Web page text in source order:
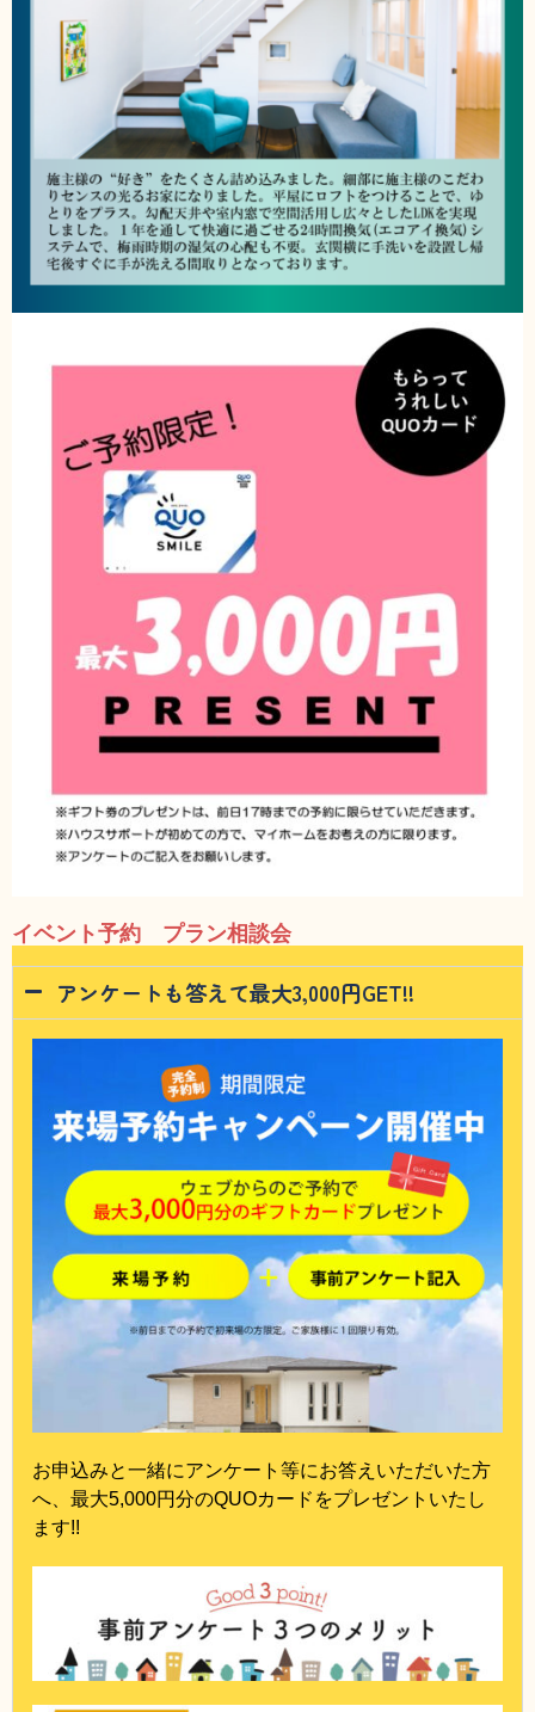
イベント予約 プラン相談会
アンケートも答えて最大3,000円GET!!
お申込みと一緒にアンケート等にお答えいただいた方
へ、最大5,000円分のQUOカードをプレゼントいたし
ます!!